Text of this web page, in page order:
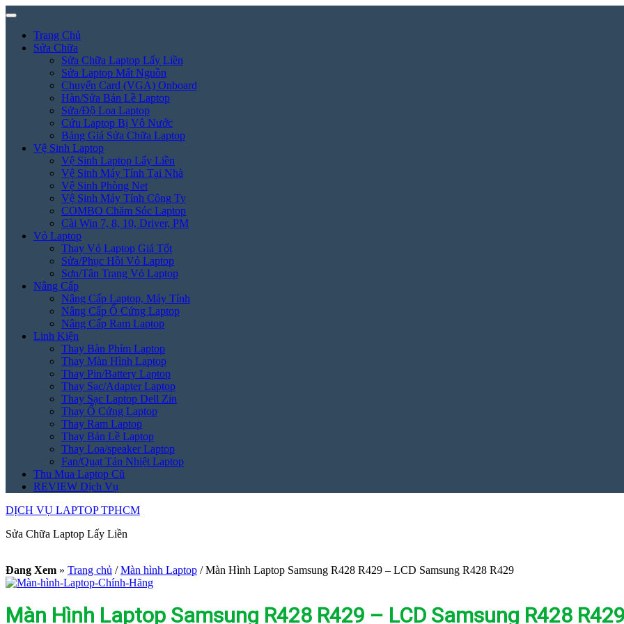
Trang Chủ
Sửa Chữa
Sửa Chữa Laptop Lấy Liền
Sửa Laptop Mất Nguồn
Chuyển Card (VGA) Onboard
Hàn/Sửa Bản Lề Laptop
Sửa/Độ Loa Laptop
Cứu Laptop Bị Vô Nước
Bảng Giá Sửa Chữa Laptop
Vệ Sinh Laptop
Vệ Sinh Laptop Lấy Liền
Vệ Sinh Máy Tính Tại Nhà
Vệ Sinh Phòng Net
Vệ Sinh Máy Tính Công Ty
COMBO Chăm Sóc Laptop
Cài Win 7, 8, 10, Driver, PM
Vỏ Laptop
Thay Vỏ Laptop Giá Tốt
Sửa/Phục Hồi Vỏ Laptop
Sơn/Tân Trang Vỏ Laptop
Nâng Cấp
Nâng Cấp Laptop, Máy Tính
Nâng Cấp Ổ Cứng Laptop
Nâng Cấp Ram Laptop
Linh Kiện
Thay Bàn Phím Laptop
Thay Màn Hình Laptop
Thay Pin/Battery Laptop
Thay Sạc/Adapter Laptop
Thay Sạc Laptop Dell Zin
Thay Ổ Cứng Laptop
Thay Ram Laptop
Thay Bản Lề Laptop
Thay Loa/speaker Laptop
Fan/Quạt Tản Nhiệt Laptop
Thu Mua Laptop Cũ
REVIEW Dịch Vụ
DỊCH VỤ LAPTOP TPHCM
Sửa Chữa Laptop Lấy Liền
Đang Xem » Trang chủ / Màn hình Laptop /Màn Hình Laptop Samsung R428 R429 – LCD Samsung R428 R429
Màn Hình Laptop Samsung R428 R429 – LCD Samsung R428